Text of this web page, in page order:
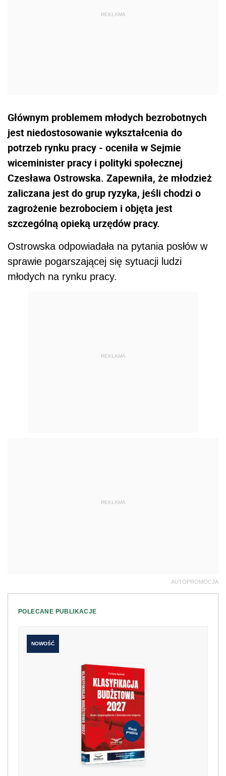
Głównym problemem młodych bezrobotnych
jest niedostosowanie wykształcenia do
potrzeb rynku pracy - oceniła w Sejmie
wiceminister pracy i polityki społecznej
Czesława Ostrowska. Zapewniła, że młodzież
zaliczana jest do grup ryzyka, jeśli chodzi o
zagrożenie bezrobociem i objęta jest
szczególną opieką urzędów pracy.
Ostrowska odpowiadała na pytania posłów w
sprawie pogarszającej się sytuacji ludzi
młodych na rynku pracy.
REKLAMA
REKLAMA
AUTOPROMOCJA
POLECANE PUBLIKACJE
NOWOŚĆ